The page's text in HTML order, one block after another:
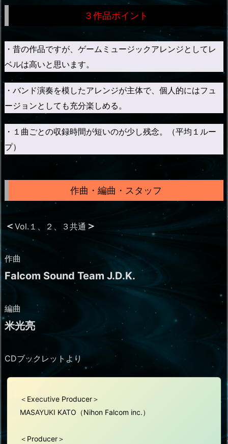
３作品ポイント
・昔の作品ですが、ゲームミュージックアレンジとしてレ
ベルは高いと思います。
・バンド演奏を模したアレンジが主体で、個人的にはフュ
ージョンとしても充分楽しめる。
・１曲ごとの収録時間が短いのが少し残念。（平均１ルー
プ）
作曲・編曲・スタッフ
＜ Vol.１、２、３共通 ＞
作曲
Falcom Sound Team J.D.K.
編曲
米光亮
CDブックレットより
＜Executive Producer＞
MASAYUKI KATO（Nihon Falcom inc.）
＜Producer＞